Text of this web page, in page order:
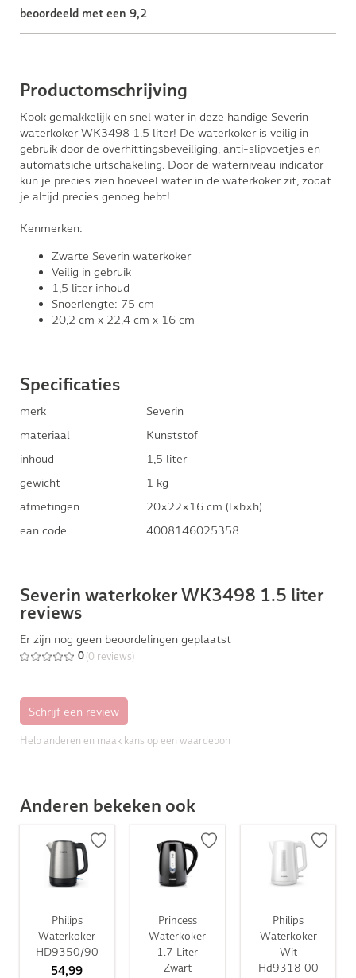
beoordeeld met een 9,2
Productomschrijving
Kook gemakkelijk en snel water in deze handige Severin
waterkoker WK3498 1.5 liter! De waterkoker is veilig in
gebruik door de overhittingsbeveiliging, anti-slipvoetjes en
automatsiche uitschakeling. Door de waterniveau indicator
kun je precies zien hoeveel water in de waterkoker zit, zodat
je altijd precies genoeg hebt!
Kenmerken:
Zwarte Severin waterkoker
Veilig in gebruik
1,5 liter inhoud
Snoerlengte: 75 cm
20,2 cm x 22,4 cm x 16 cm
Specificaties
merk
Severin
materiaal
Kunststof
inhoud
1,5 liter
gewicht
1 kg
afmetingen
20×22×16 cm (l×b×h)
ean code
4008146025358
Severin waterkoker WK3498 1.5 liter
reviews
Er zijn nog geen beoordelingen geplaatst
0 (0 reviews)
Help anderen en maak kans op een waardebon
Anderen bekeken ook
Philips
Waterkoker
HD9350/90
54,99
Princess
Waterkoker
1.7 Liter
Zwart
Philips
Waterkoker
Wit
Hd9318 00